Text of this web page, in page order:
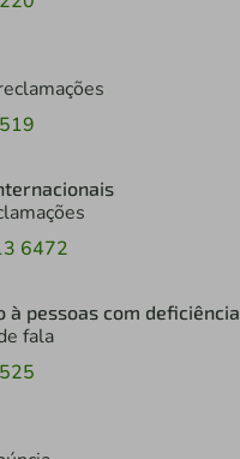
6472
à pessoas com deficiência
fala